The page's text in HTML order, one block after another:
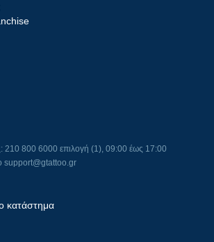
210 800 6000 επιλογή (1), 09:00 έως 17:00
support@gtattoo.gr
κατάστημα